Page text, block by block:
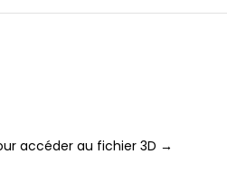
accéder au fichier 3D →